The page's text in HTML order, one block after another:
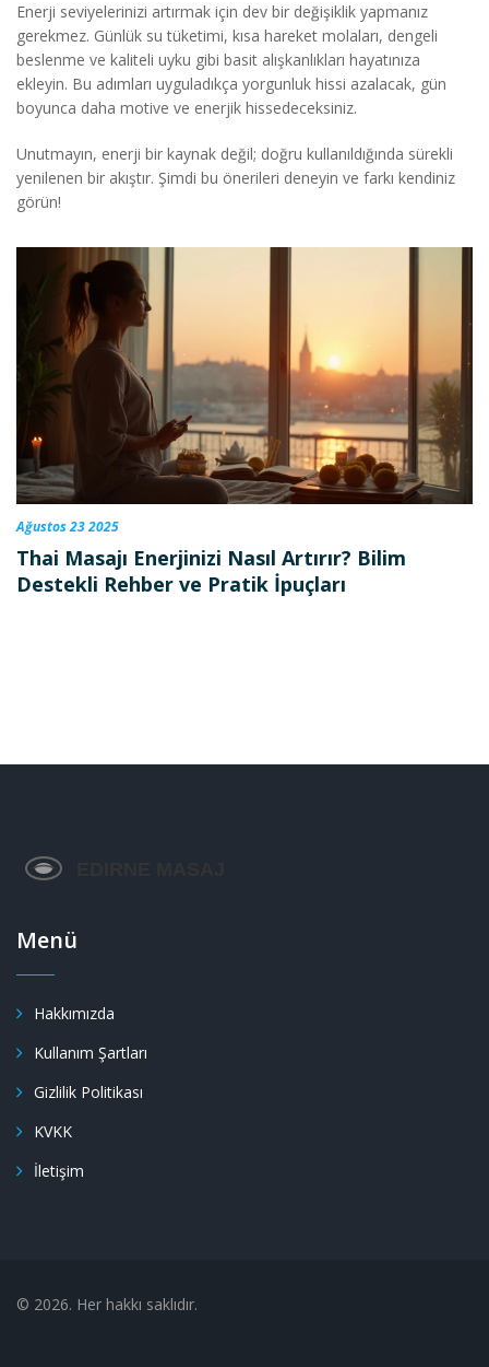
Enerji seviyelerinizi artırmak için dev bir değişiklik yapmanız
gerekmez. Günlük su tüketimi, kısa hareket molaları, dengeli
beslenme ve kaliteli uyku gibi basit alışkanlıkları hayatınıza
ekleyin. Bu adımları uyguladıkça yorgunluk hissi azalacak, gün
boyunca daha motive ve enerjik hissedeceksiniz.
Unutmayın, enerji bir kaynak değil; doğru kullanıldığında sürekli
yenilenen bir akıştır. Şimdi bu önerileri deneyin ve farkı kendiniz
görün!
Ağustos 23 2025
Thai Masajı Enerjinizi Nasıl Artırır? Bilim
Destekli Rehber ve Pratik İpuçları
Menü
Hakkımızda
Kullanım Şartları
Gizlilik Politikası
KVKK
İletişim
© 2026. Her hakkı saklıdır.